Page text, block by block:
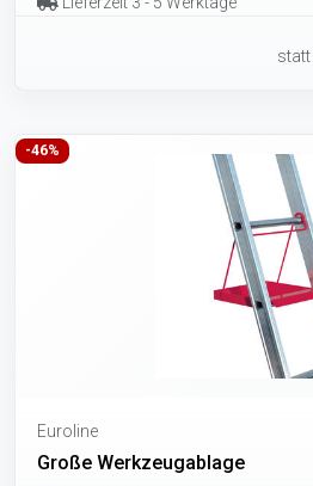
statt
-46%
Euroline
Große Werkzeugablage